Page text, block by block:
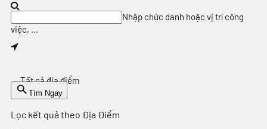
Nhập chức danh hoặc vị trí công
việc, ...
Tất cả địa điểm
Tìm Ngay
Lọc kết quả theo Địa Điểm